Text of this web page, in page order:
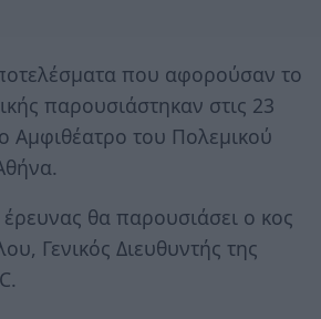
που αφορούσαν το
παρουσιάστηκαν στις 23
Αμφιθέατρο του Πολεμικού
θα παρουσιάσει ο κος
Γενικός Διευθυντής της